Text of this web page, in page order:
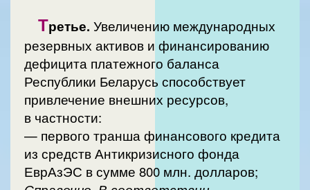
Третье. Увеличению международных
резервных активов и финансированию
дефицита платежного баланса
Республики Беларусь способствует
привлечение внешних ресурсов,
в частности:
— первого транша финансового кредита
из средств Антикризисного фонда
ЕврАзЭС в сумме 800 млн. долларов;